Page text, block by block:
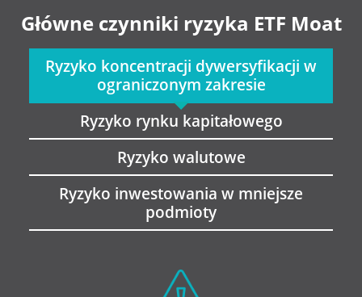
Główne czynniki ryzyka ETF Moat
Ryzyko koncentracji dywersyfikacji w
ograniczonym zakresie
Ryzyko rynku kapitałowego
Ryzyko walutowe
Ryzyko inwestowania w mniejsze
podmioty